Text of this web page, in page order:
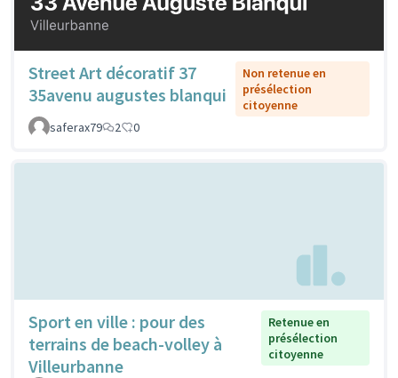
Street Art décoratif 37
35avenu augustes blanqui
Non retenue en
présélection
citoyenne
saferax79
2 0
Sport en ville : pour des
terrains de beach-volley à
Villeurbanne
Retenue en
présélection
citoyenne